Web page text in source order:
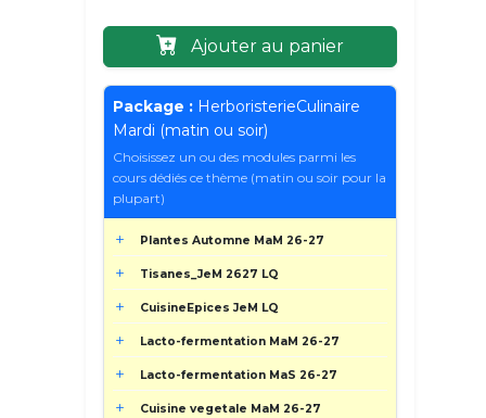
Ajouter au panier
Package : HerboristerieCulinaire
Mardi (matin ou soir)
Choisissez un ou des modules parmi les
cours dédiés ce thème (matin ou soir pour la
plupart)
Plantes Automne MaM 26-27
Tisanes_JeM 2627 LQ
CuisineEpices JeM LQ
Lacto-fermentation MaM 26-27
Lacto-fermentation MaS 26-27
Cuisine vegetale MaM 26-27